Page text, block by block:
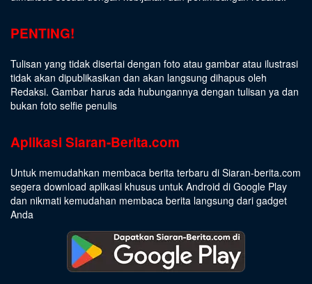
PENTING!
Tulisan yang tidak disertai dengan foto atau gambar atau ilustrasi
tidak akan dipublikasikan dan akan langsung dihapus oleh
Redaksi. Gambar harus ada hubungannya dengan tulisan ya dan
bukan foto selfie penulis
Aplikasi Siaran-Berita.com
Untuk memudahkan membaca berita terbaru di Siaran-berita.com
segera download aplikasi khusus untuk Android di Google Play
dan nikmati kemudahan membaca berita langsung dari gadget
Anda